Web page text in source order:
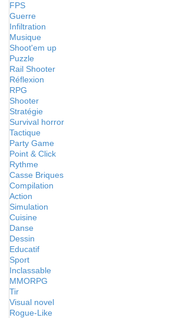
FPS
Guerre
Infiltration
Musique
Shoot'em up
Puzzle
Rail Shooter
Réflexion
RPG
Shooter
Stratégie
Survival horror
Tactique
Party Game
Point & Click
Rythme
Casse Briques
Compilation
Action
Simulation
Cuisine
Danse
Dessin
Educatif
Sport
Inclassable
MMORPG
Tir
Visual novel
Rogue-Like